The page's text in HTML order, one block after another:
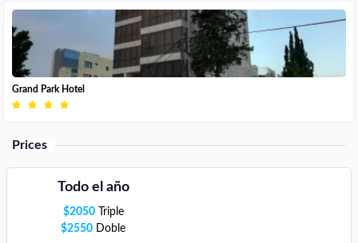
Grand Park Hotel
Prices
Todo el año
$2050Triple
$2550 Doble